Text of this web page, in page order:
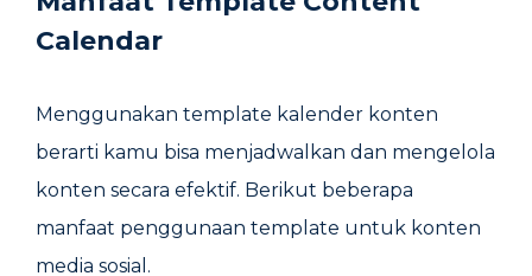
Calendar
Menggunakan template kalender konten
berarti kamu bisa menjadwalkan dan mengelola
konten secara efektif. Berikut beberapa
manfaat penggunaan template untuk konten
media sosial.